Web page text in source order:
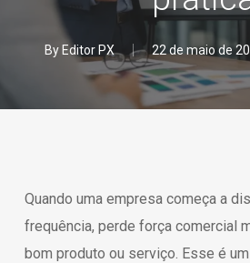
By Editor PX 22 de maio de
Quando uma empresa começa a
frequência, perde força comercial
bom produto ou serviço. Esse é